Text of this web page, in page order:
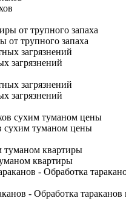
от трупного запаха
загрязнений
загрязнений
сухим туманом цены
квартиры
- Обработка